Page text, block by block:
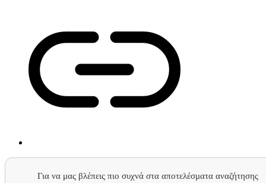
Για να μας βλέπεις πιο συχνά στα αποτελέσματα αναζήτησης